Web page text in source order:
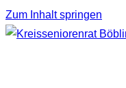
Zum Inhalt springen